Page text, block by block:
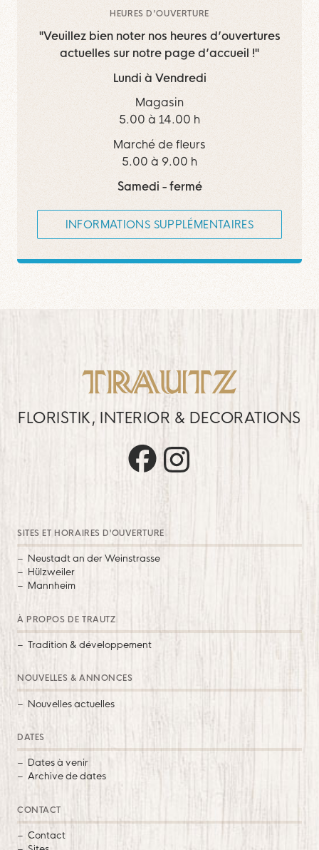
HEURES D’OUVERTURE
"Veuillez bien noter nos heures d’ouvertures
actuelles sur notre page d’accueil !"
Lundi à Vendredi
Magasin
5.00 à 14.00 h
Marché de fleurs
5.00 à 9.00 h
Samedi - fermé
INFORMATIONS SUPPLÉMENTAIRES
FLORISTIK, INTERIOR & DECORATIONS
Trautz auf Facebook
SITES ET HORAIRES D'OUVERTURE
Neustadt an der Weinstrasse
Hülzweiler
Mannheim
À PROPOS DE TRAUTZ
Tradition & développement
NOUVELLES & ANNONCES
Nouvelles actuelles
DATES
Dates à venir
Archive de dates
CONTACT
Contact